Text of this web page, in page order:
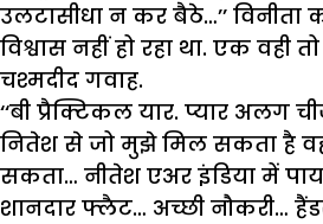
उलटासीधा न कर बैठे…’’ विनीता
विश्वास नहीं हो रहा था. एक वही
चश्मदीद गवाह.
‘‘बी प्रैक्टिकल यार. प्यार अलग
नितेश से जो मुझे मिल सकता है
सकता… नीतेश एअर इंडिया में
शानदार फ्लैट… अच्छी नौकरी…